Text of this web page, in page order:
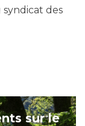
des
sur le